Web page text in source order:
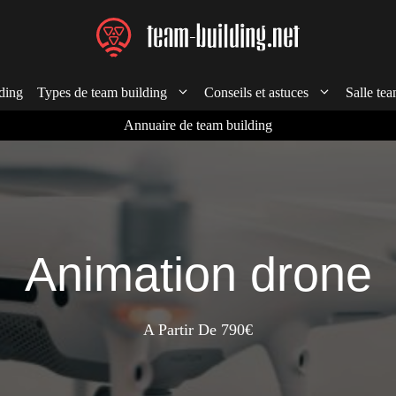
Types de team building Conseils et astuces Salle
Annuaire de team building
Animation drone
A Partir De 790€